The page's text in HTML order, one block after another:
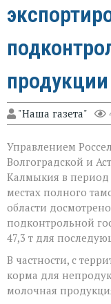
продукции
"Наша газета"
Управлением
Волгоградской и
Калмыкия в период
местах полного
области
подконтрольной
47,3 т для
В частности, с
корма для
молочная